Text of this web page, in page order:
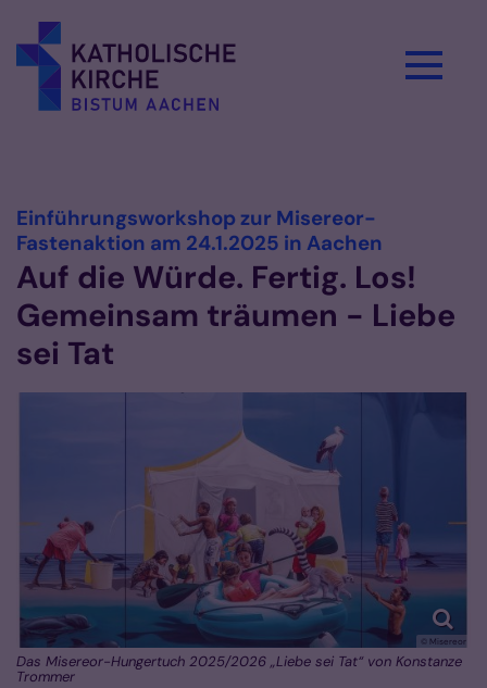
Einführungsworkshop zur Misereor-
Fastenaktion am 24.1.2025 in Aachen
Auf die Würde. Fertig. Los!
Gemeinsam träumen - Liebe
sei Tat
© Misereor
Das Misereor-Hungertuch 2025/2026 „Liebe sei Tat“ von Konstanze
Trommer